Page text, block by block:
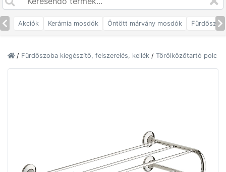
Akciók Kerámia mosdók Öntött márvány mosdók
/ Fürdőszoba kiegészítő, felszerelés, kellék / Törölközőtartó polc